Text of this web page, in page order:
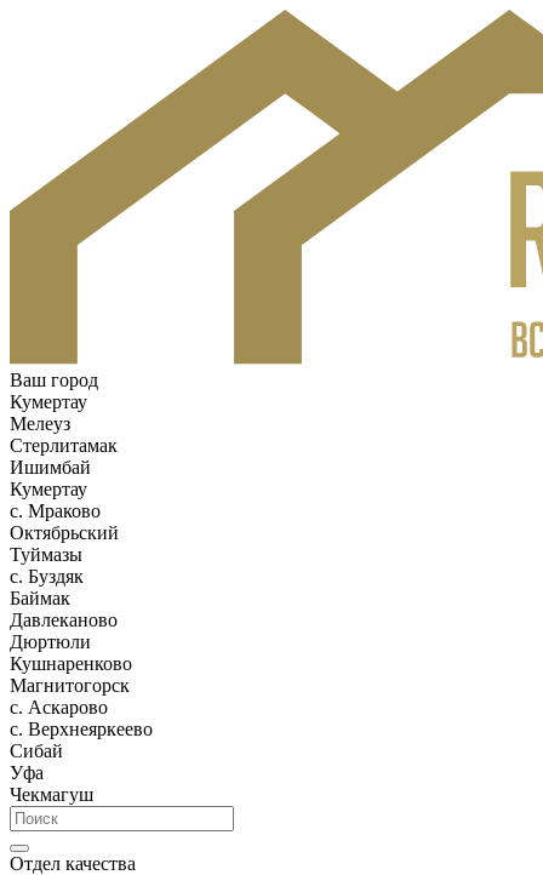
Ваш город
Кумертау
Мелеуз
Стерлитамак
Ишимбай
Кумертау
c. Мраково
Октябрьский
Туймазы
c. Буздяк
Баймак
Давлеканово
Дюртюли
Кушнаренково
Магнитогорск
с. Аскарово
с. Верхнеяркеево
Сибай
Уфа
Чекмагуш
Отдел качества